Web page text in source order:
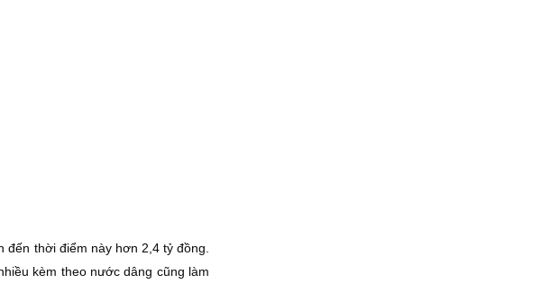
thời điểm này hơn 2,4 tỷ đồng.
kèm theo nước dâng cũng làm